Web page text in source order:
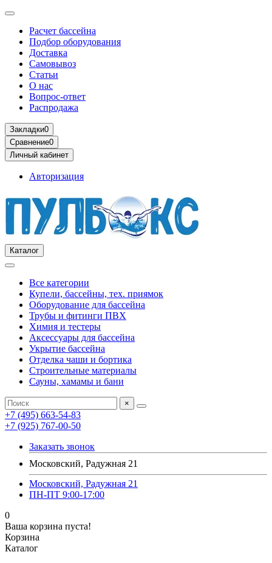
Расчет бассейна
Подбор оборудования
Доставка
Самовывоз
Статьи
О нас
Вопрос-ответ
Распродажа
Закладки0
Сравнение0
Личный кабинет
Авторизация
Каталог
Все категории
Купели, бассейны, тех. приямок
Оборудование для бассейна
Трубы и фитинги ПВХ
Химия и тестеры
Аксессуары для бассейна
Укрытие бассейна
Отделка чаши и бортика
Строительные материалы
Сауны, хамамы и бани
×
+7 (495) 663-54-83
+7 (925) 767-00-50
Заказать звонок
Московский, Радужная 21
Московский, Радужная 21
ПН-ПТ 9:00-17:00
0
Ваша корзина пуста!
Корзина
Каталог